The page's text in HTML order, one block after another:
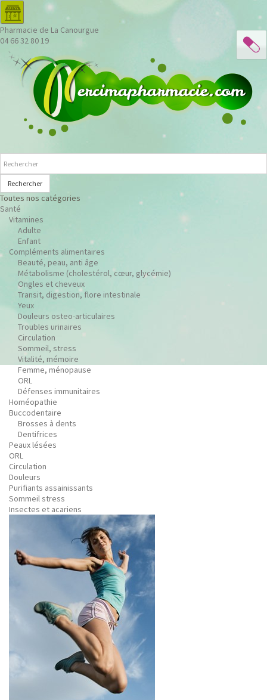
Pharmacie de La Canourgue
04 66 32 80 19
Rechercher
Toutes nos catégories
Santé
Vitamines
Adulte
Enfant
Compléments alimentaires
Beauté, peau, anti âge
Métabolisme (cholestérol, cœur, glycémie)
Ongles et cheveux
Transit, digestion, flore intestinale
Yeux
Douleurs osteo-articulaires
Troubles urinaires
Circulation
Sommeil, stress
Vitalité, mémoire
Femme, ménopause
ORL
Défenses immunitaires
Homéopathie
Buccodentaire
Brosses à dents
Dentifrices
Peaux lésées
ORL
Circulation
Douleurs
Purifiants assainissants
Sommeil stress
Insectes et acariens